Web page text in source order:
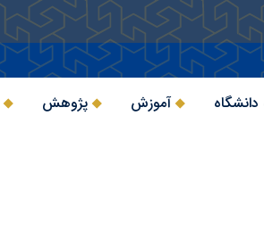
دانشگاه آموزش پژوهش